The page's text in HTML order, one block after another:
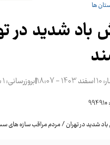
ها
باد شدید در
- 18:07
|بروزرسانی: 1 سال پیش